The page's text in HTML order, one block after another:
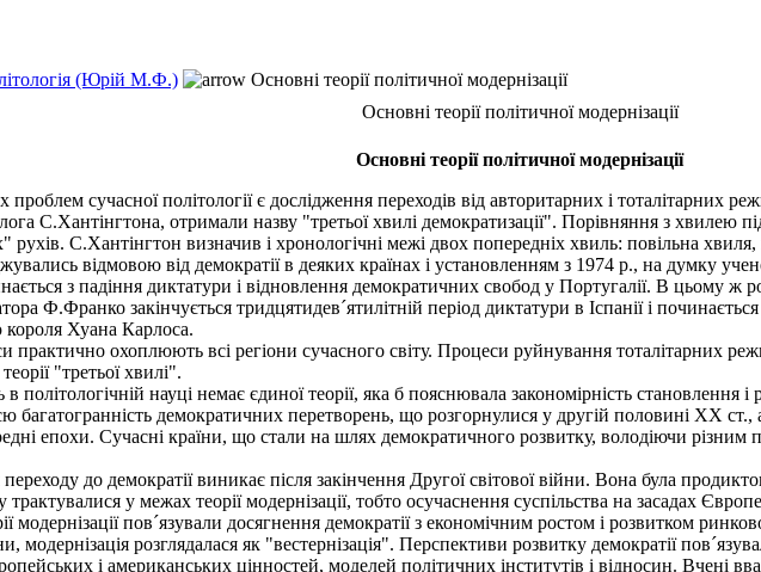
(Юрій М.Ф.)
Основні теорії політичної модернізації
Основні теорії політичної модернізації
Основні теорії політичної модернізації
сучасної політології є дослідження переходів від авторитарних і тоталітарних
С.Хантінгтона, отримали назву "третьої хвилі демократизації". Порівняння з хвилею
рухів. С.Хантінгтон визначив і хронологічні межі двох попередніх хвиль: повільна
відмовою від демократії в деяких країнах і установленням з 1974 p., на думку
з падіння диктатури і відновлення демократичних свобод у Португалії. В цьому ж
Ф.Франко закінчується тридцятидев´ятилітній період диктатури в Іспанії і
короля Хуана Карлоса.
практично охоплюють всі регіони сучасного світу. Процеси руйнування тоталітарних
"третьої хвилі".
політологічній науці немає єдиної теорії, яка б пояснювала закономірність становлення
багатогранність демократичних перетворень, що розгорнулися у другій половині XX ст.,
епохи. Сучасні країни, що стали на шлях демократичного розвитку, володіючи різним
до демократії виникає після закінчення Другої світової війни. Вона була
трактувалися у межах теорії модернізації, тобто осучаснення суспільства на засадах
модернізації пов´язували досягнення демократії з економічним ростом і розвитком
модернізація розглядалася як "вестернізація". Перспективи розвитку демократії
і американських цінностей, моделей політичних інститутів і відносин. Вчені